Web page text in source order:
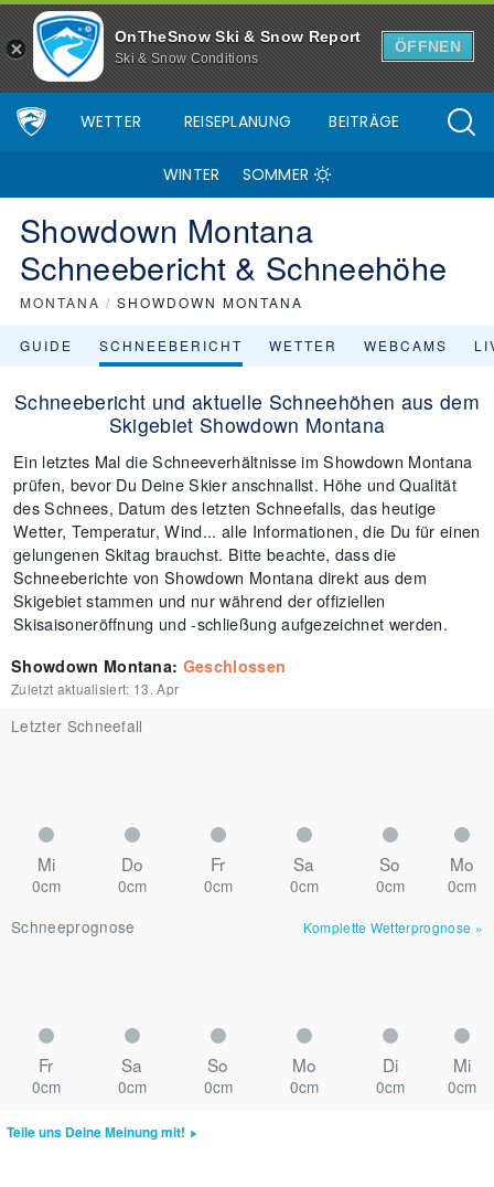
OnTheSnow Ski & Snow Report
Ski & Snow Conditions
ÖFFNEN
WETTER REISEPLANUNG BEITRÄGE
WINTER SOMMER
Showdown Montana
Schneebericht & Schneehöhe
MONTANA / SHOWDOWN MONTANA
GUIDE SCHNEEBERICHT WETTER WEBCAMS
Schneebericht und aktuelle Schneehöhen aus dem
Skigebiet Showdown Montana
Ein letztes Mal die Schneeverhältnisse im Showdown Montana
prüfen, bevor Du Deine Skier anschnallst. Höhe und Qualität
des Schnees, Datum des letzten Schneefalls, das heutige
Wetter, Temperatur, Wind... alle Informationen, die Du für einen
gelungenen Skitag brauchst. Bitte beachte, dass die
Schneeberichte von Showdown Montana direkt aus dem
Skigebiet stammen und nur während der offiziellen
Skisaisoneröffnung und -schließung aufgezeichnet werden.
Showdown Montana: Geschlossen
Zuletzt aktualisiert: 13. Apr
Letzter Schneefall
Mi Do Fr Sa So Mo
0cm 0cm 0cm 0cm 0cm
0cm
Schneeprognose
Komplette Wetterprognose »
Fr Sa So Mo Di Mi
0cm 0cm 0cm 0cm 0cm 0cm
Teile uns Deine Meinung mit!